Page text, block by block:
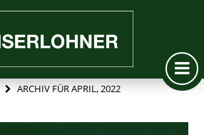
ARCHIV FÜR APRIL, 2022